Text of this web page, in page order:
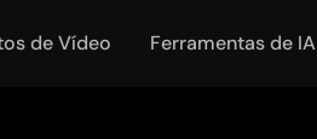
de Vídeo Ferramentas de IA